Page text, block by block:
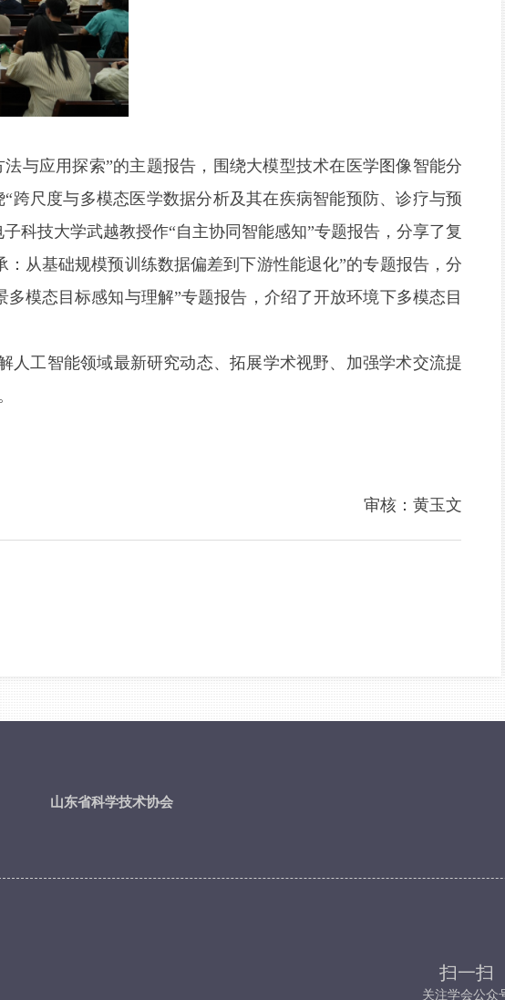
与应用探索”的主题报告，围绕大模型技术在医学图像智能分
尺度与多模态医学数据分析及其在疾病智能预防、诊疗与预
科技大学武越教授作“自主协同智能感知”专题报告，分享了复
从基础规模预训练数据偏差到下游性能退化”的专题报告，分
模态目标感知与理解”专题报告，介绍了开放环境下多模态目
工智能领域最新研究动态、拓展学术视野、加强学术交流提
审核：黄玉文
山东省科学技术协会
扫一扫
关注学会公众